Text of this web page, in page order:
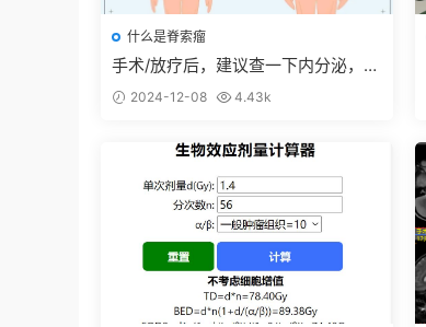
什么是脊索瘤
手术/放疗后，建议查一下内分泌，目
前数据还在收集中
2024-12-08 4.43k